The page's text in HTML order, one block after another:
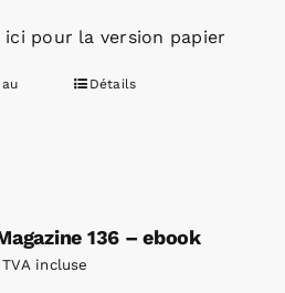
ici pour la version papier
Détails
136 – ebook
TVA incluse